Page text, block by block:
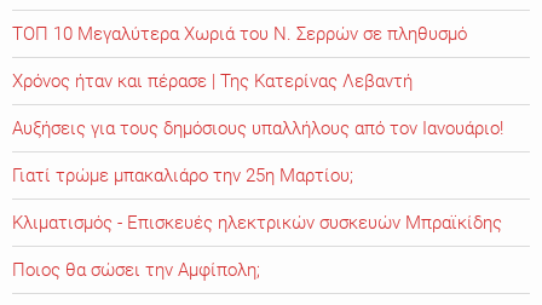
ΤΟΠ 10 Μεγαλύτερα Χωριά του Ν. Σερρών σε πληθυσμό
Χρόνος ήταν και πέρασε | Της Κατερίνας Λεβαντή
Αυξήσεις για τους δημόσιους υπαλλήλους από τον Ιανουάριο!
Γιατί τρώμε μπακαλιάρο την 25η Μαρτίου;
Κλιματισμός - Επισκευές ηλεκτρικών συσκευών Μπραϊκίδης
Ποιος θα σώσει την Αμφίπολη;